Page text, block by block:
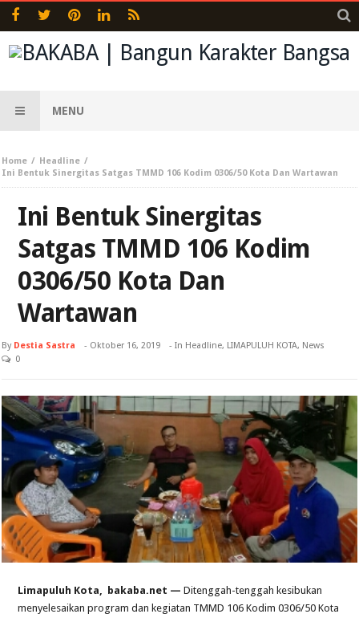
MENU
Home
Headline
Ini Bentuk Sinergitas Satgas TMMD 106 Kodim 0306/50 Kota Dan Wartawan
Ini Bentuk Sinergitas
Satgas TMMD 106 Kodim
0306/50 Kota Dan
Wartawan
By Destia Sastra - Oktober 16, 2019 - In Headline, LIMAPULUH KOTA, News
0
Limapuluh Kota, bakaba.net — Ditenggah-tenggah kesibukan
menyelesaikan program dan kegiatan TMMD 106 Kodim 0306/50 Kota